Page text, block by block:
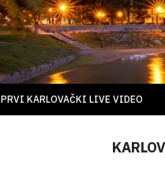
PRVI KARLOVAČKI LIVE VIDEO